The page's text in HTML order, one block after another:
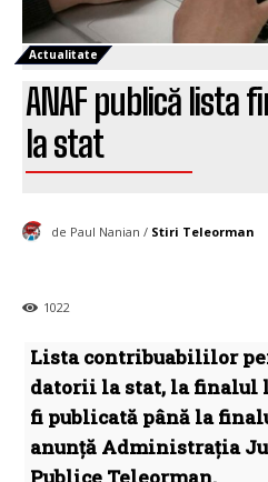
Actualitate
ANAF publică lista
la stat
de Paul Nanian / Stiri Teleorman
1022
Lista contribuabililor
datorii la stat, la finalul
fi publicată până la
anunță Administraţia